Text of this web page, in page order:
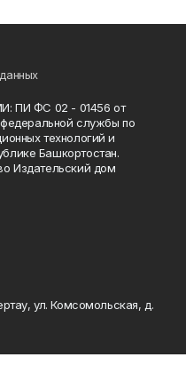
ПИ ФС 02 - 01456 от
службы по
технологий и
Башкортостан.
Издательский дом
ул. Комсомольская, д.